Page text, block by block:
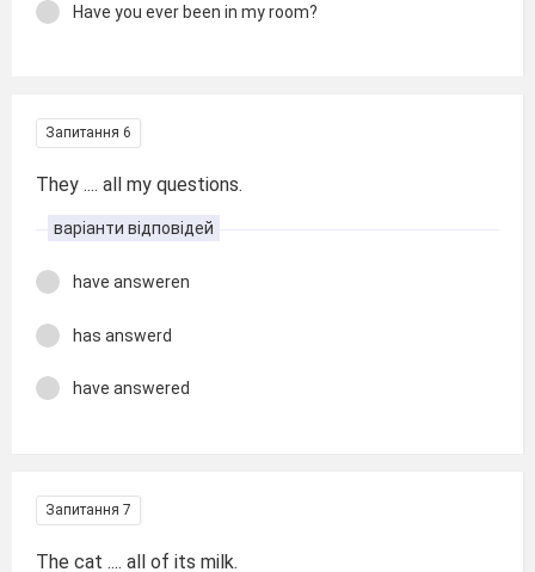
Have you ever been in my room?
Запитання 6
They .... all my questions.
варіанти відповідей
have answeren
has answerd
have answered
Запитання 7
The cat .... all of its milk.